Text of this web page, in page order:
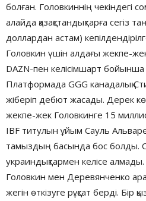
болған. Головкиннің чекіндегі
алайда қазақстандықтарға сегіз
доллардан астам)
Головкин үшін алдағы жекпе-
DAZN-пен келісімшарт бойынша
Платформада GGG канадалық
жіберіп дебют жасады. Дерек
жекпе-жек Головкинге 15
IBF титулын ұйым Сауль
тамыздың басында бос болды.
украиндықтармен келісе алмады.
Головкин мен Деревянченко
жегін өткізуге рұқсат берді.